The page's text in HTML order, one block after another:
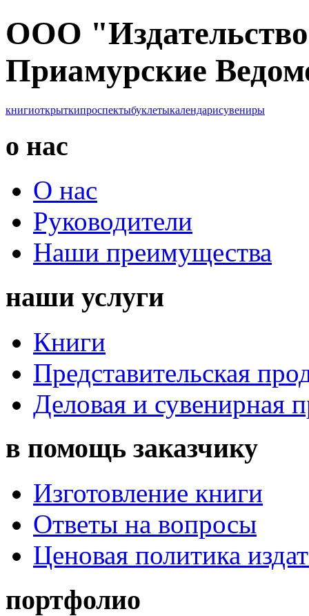
ООО
Приамурские
книгиоткрыткипроспектыбуклетыкалендарисувениры
о нас
О нас
Руководители
Наши преимущества
наши услуги
Книги
Представительская
Деловая и сувенирная
в помощь заказчику
Изготовление книги
Ответы на вопросы
Ценовая политика
портфолио